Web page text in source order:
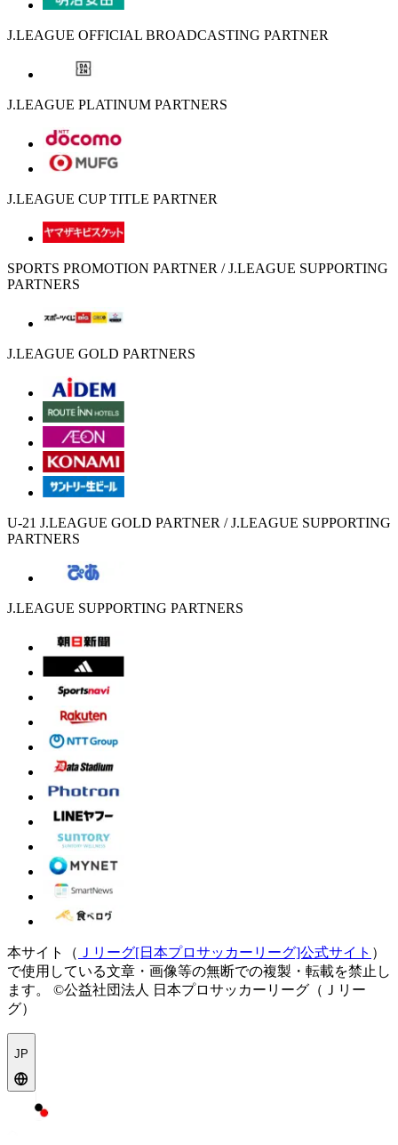
J.LEAGUE OFFICIAL BROADCASTING PARTNER
J.LEAGUE PLATINUM PARTNERS
J.LEAGUE CUP TITLE PARTNER
SPORTS PROMOTION PARTNER / J.LEAGUE SUPPORTING
PARTNERS
J.LEAGUE GOLD PARTNERS
U-21 J.LEAGUE GOLD PARTNER / J.LEAGUE SUPPORTING
PARTNERS
J.LEAGUE SUPPORTING PARTNERS
本サイト（ Ｊリーグ[日本プロサッカーリーグ]公式サイト ）
で使用している文章・画像等の無断での複製・転載を禁止し
ます。
©公益社団法人 日本プロサッカーリーグ（Ｊリー
グ）
JP